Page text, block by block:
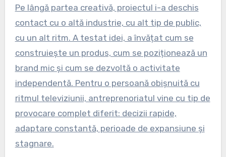
Pe lângă partea creativă, proiectul i-a deschis
contact cu o altă industrie, cu alt tip de public,
cu un alt ritm. A testat idei, a învățat cum se
construiește un produs, cum se poziționează un
brand mic și cum se dezvoltă o activitate
independentă. Pentru o persoană obișnuită cu
ritmul televiziunii, antreprenoriatul vine cu tip de
provocare complet diferit: decizii rapide,
adaptare constantă, perioade de expansiune și
stagnare.